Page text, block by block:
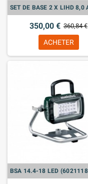
350,00 € 360,84 €
ACHETER